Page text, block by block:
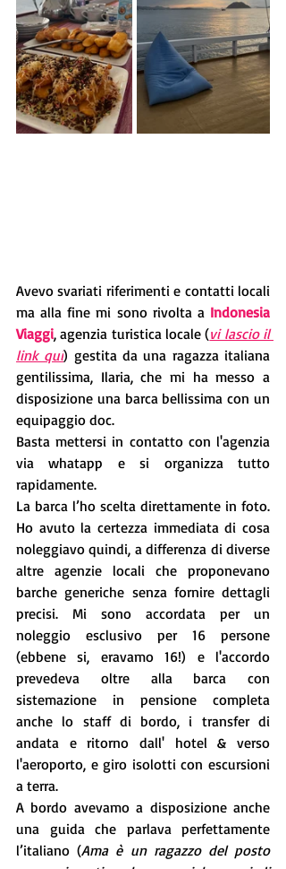
Avevo svariati riferimenti e contatti locali
ma alla fine mi sono rivolta a Indonesia
Viaggi, agenzia turistica locale (vi lascio il
link qui) gestita da una ragazza italiana
gentilissima, Ilaria, che mi ha messo a
disposizione una barca bellissima con un
equipaggio doc.
Basta mettersi in contatto con l'agenzia
via whatapp e si organizza tutto
rapidamente.
La barca l’ho scelta direttamente in foto.
Ho avuto la certezza immediata di cosa
noleggiavo quindi, a differenza di diverse
altre agenzie locali che proponevano
barche generiche senza fornire dettagli
precisi. Mi sono accordata per un
noleggio esclusivo per 16 persone
(ebbene si, eravamo 16!) e l'accordo
prevedeva oltre alla barca con
sistemazione in pensione completa
anche lo staff di bordo, i transfer di
andata e ritorno dall' hotel & verso
l'aeroporto, e giro isolotti con escursioni
a terra.
A bordo avevamo a disposizione anche
una guida che parlava perfettamente
l’italiano (Ama è un ragazzo del posto